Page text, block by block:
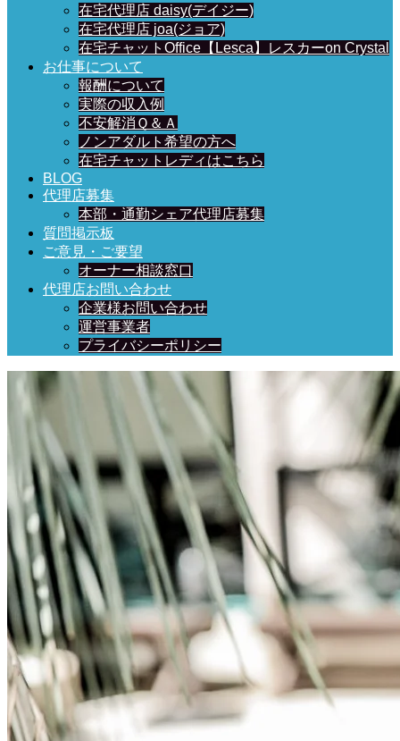
在宅代理店 daisy(デイジー)
在宅代理店 joa(ジョア)
在宅チャットOffice【Lesca】レスカーon Crystal
お仕事について
報酬について
実際の収入例
不安解消Ｑ＆Ａ
ノンアダルト希望の方へ
在宅チャットレディはこちら
BLOG
代理店募集
本部・通勤シェア代理店募集
質問掲示板
ご意見・ご要望
オーナー相談窓口
代理店お問い合わせ
企業様お問い合わせ
運営事業者
プライバシーポリシー